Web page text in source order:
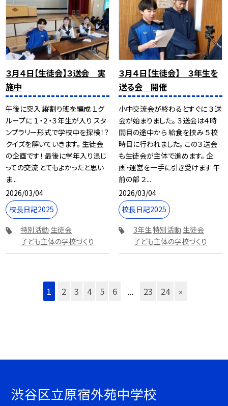
３月４日【生徒会】３送会 実
施中
午後に突入 縦割り班を編成 １グ
ループに １・２・３年生が入り スタ
ンプラリー形式で学校中を探検！？
クイズを解いていきます。 生徒会
の企画です！ 最後に学年入り混じ
っての交流 とてもよかったと思い
ま...
2026/03/04
校長日記2025
特別活動 生徒会
子ども主体の学校づくり
３月４日【生徒会】 ３年生を
送る会 開催
小中交流会が終わるとすぐに ３送
会が始まりました。 ３送会は４時
間目の途中から 給食を挟み ５校
時目に行われました。 この３送会
も生徒会が主体で進めます。 企
画・運営を一手に引き受けます 午
前の部 ２...
2026/03/04
校長日記2025
3年生特別活動 生徒会
子ども主体の学校づくり
1 2 3 4 5 6 ... 23 24 »
渋谷区立原宿外苑中学校